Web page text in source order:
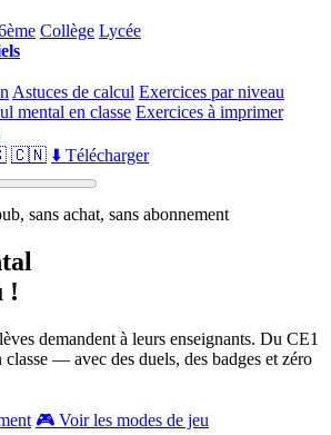
Collège Lycée
Astuces de calcul Exercices par niveau
mental en classe Exercices à imprimer
🇨🇳 ⬇️ Télécharger
sans achat, sans abonnement
!
demandent à leurs enseignants. Du CE1
— avec des duels, des badges et zéro
🎮 Voir les modes de jeu